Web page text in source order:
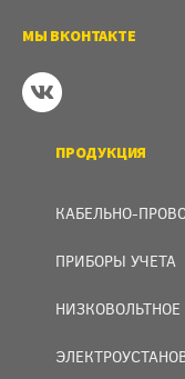
МЫ ВКОНТАКТЕ
ПРОДУКЦИЯ
КАБЕЛЬНО-
ПРИБОРЫ УЧЕТА